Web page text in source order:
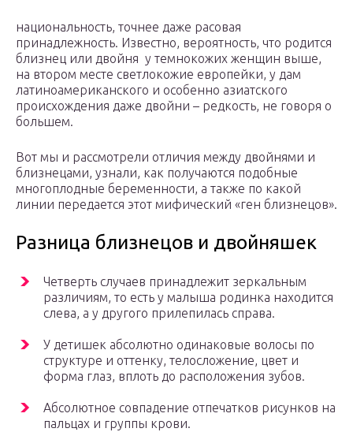
национальность, точнее даже расовая
принадлежность. Известно, вероятность, что родится
близнец или двойня у темнокожих женщин выше,
на втором месте светлокожие европейки, у дам
латиноамериканского и особенно азиатского
происхождения даже двойни – редкость, не говоря о
большем.
Вот мы и рассмотрели отличия между двойнями и
близнецами, узнали, как получаются подобные
многоплодные беременности, а также по какой
линии передается этот мифический «ген близнецов».
Разница близнецов и двойняшек
Четверть случаев принадлежит зеркальным
различиям, то есть у малыша родинка находится
слева, а у другого прилепилась справа.
У детишек абсолютно одинаковые волосы по
структуре и оттенку, телосложение, цвет и
форма глаз, вплоть до расположения зубов.
Абсолютное совпадение отпечатков рисунков на
пальцах и группы крови.